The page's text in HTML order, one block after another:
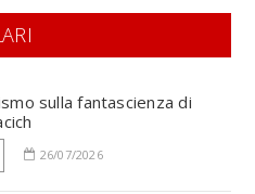
sulla fantascienza di
26/07/2026